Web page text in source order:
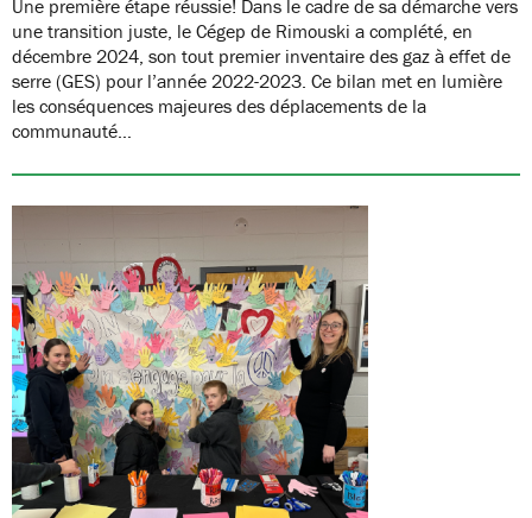
Une première étape réussie! Dans le cadre de sa démarche vers
une transition juste, le Cégep de Rimouski a complété, en
décembre 2024, son tout premier inventaire des gaz à effet de
serre (GES) pour l’année 2022-2023. Ce bilan met en lumière
les conséquences majeures des déplacements de la
communauté…